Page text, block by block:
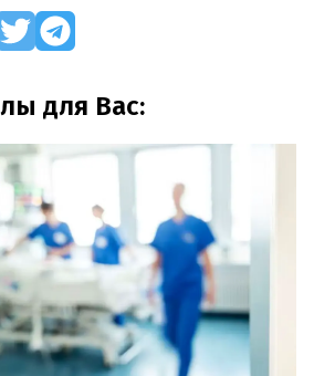
для Вас: